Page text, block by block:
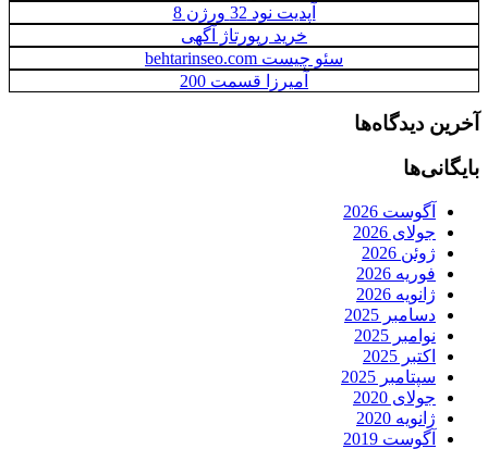
آپدیت نود 32 ورژن 8
خرید رپورتاژ آگهی
سئو چیست behtarinseo.com
آمیرزا قسمت 200
آخرین دیدگاه‌ها
بایگانی‌ها
آگوست 2026
جولای 2026
ژوئن 2026
فوریه 2026
ژانویه 2026
دسامبر 2025
نوامبر 2025
اکتبر 2025
سپتامبر 2025
جولای 2020
ژانویه 2020
آگوست 2019